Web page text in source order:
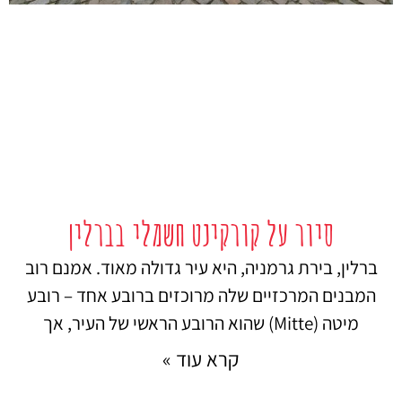
סיור על קורקינט חשמלי בברלין
ברלין, בירת גרמניה, היא עיר גדולה מאוד. אמנם רוב
המבנים המרכזיים שלה מרוכזים ברובע אחד – רובע
מיטה (Mitte) שהוא הרובע הראשי של העיר, אך
קרא עוד »